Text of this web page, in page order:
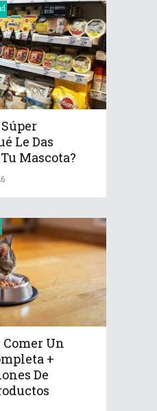
Le Das
Mascota?
Comer Un
+
De